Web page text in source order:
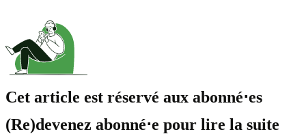
Cet article est réservé aux abonné⋅es
(Re)devenez abonné⋅e pour lire la suite